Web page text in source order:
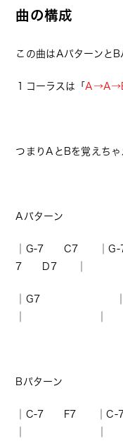
曲の構成
この曲はAパターンとB
１コーラスは「
つまりAとBを覚えちゃ
Aパターン
│G-7 C7
7 D7 │
│G7
Bパターン
│C-7 F7